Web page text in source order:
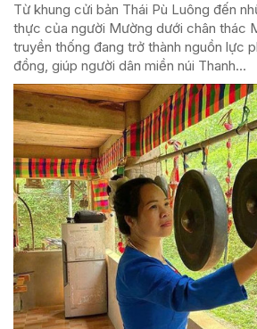
Từ khung cửi bản Thái Pù Luông đến
thực của người Mường dưới chân thác
truyền thống đang trở thành nguồn lực
đồng, giúp người dân miền núi Thanh...